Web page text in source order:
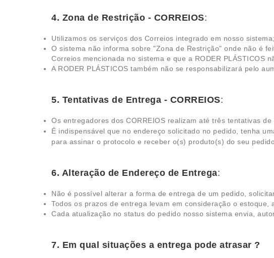
4. Zona de Restrição - CORREIOS:
Utilizamos os serviços dos Correios integrado em nosso sistema;
O sistema não informa sobre "Zona de Restrição" onde não é
Correios mencionada no sistema e que a RODER PLÁSTICOS
A RODER PLÁSTICOS também não se responsabilizará pelo
5. Tentativas de Entrega - CORREIOS:
Os entregadores dos CORREIOS realizam até três tentativas
É indispensável que no endereço solicitado no pedido, tenha
para assinar o protocolo e receber o(s) produto(s) do seu pedido
6. Alteração de Endereço de Entrega:
Não é possível alterar a forma de entrega de um pedido,
Todos os prazos de entrega levam em consideração o
Cada atualização no status do pedido nosso sistema envia,
7. Em qual situações a entrega pode atrasar ?